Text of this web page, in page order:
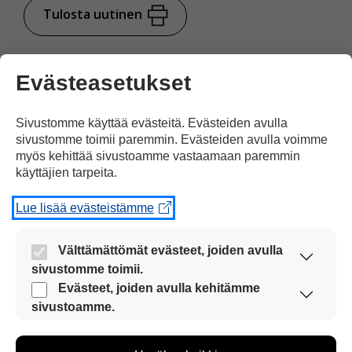
Tulosta uutinen
Juttu kuvilla
Jaa Facebookissa
Kommentoi
Evästeasetukset
Sivustomme käyttää evästeitä. Evästeiden avulla
sivustomme toimii paremmin. Evästeiden avulla voimme
myös kehittää sivustoamme vastaamaan paremmin
käyttäjien tarpeita.
Lue lisää evästeistämme
Välttämättömät evästeet, joiden avulla
sivustomme toimii.
Nämä evästeet ovat aina käytössä, jotta
sivustoamme voi käyttää sujuvasti ja turvallisesti.
Evästeet, joiden avulla kehitämme
sivustoamme.